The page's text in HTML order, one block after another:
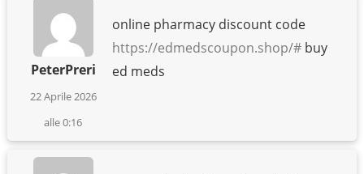
PeterPreri
22 Aprile 2026
alle 0:16
online pharmacy discount code
https://edmedscoupon.shop/#buy
ed meds